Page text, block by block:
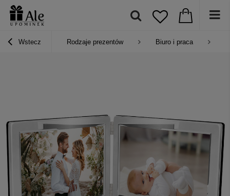
Wstecz Rodzaje prezentów Biuro i praca